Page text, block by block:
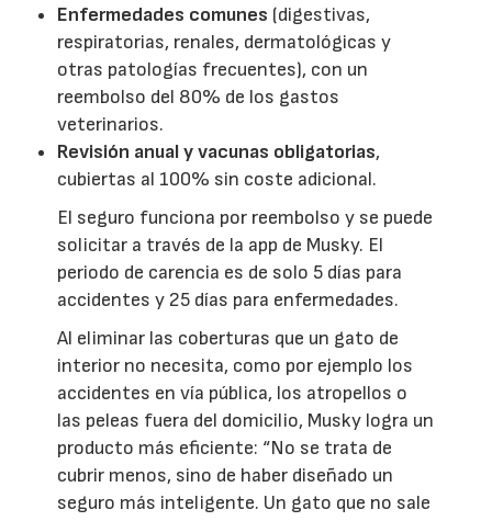
Enfermedades comunes (digestivas,
respiratorias, renales, dermatológicas y
otras patologías frecuentes), con un
reembolso del 80% de los gastos
veterinarios.
Revisión anual y vacunas obligatorias,
cubiertas al 100% sin coste adicional.
El seguro funciona por reembolso y se puede
solicitar a través de la app de Musky. El
periodo de carencia es de solo 5 días para
accidentes y 25 días para enfermedades.
Al eliminar las coberturas que un gato de
interior no necesita, como por ejemplo los
accidentes en vía pública, los atropellos o
las peleas fuera del domicilio, Musky logra un
producto más eficiente: “No se trata de
cubrir menos, sino de haber diseñado un
seguro más inteligente. Un gato que no sale